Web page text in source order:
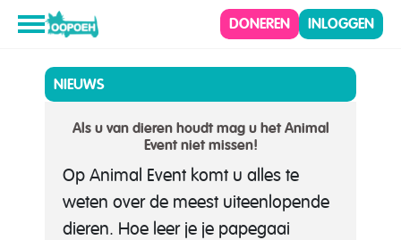
DONEREN INLOGGEN
NIEUWS
Als u van dieren houdt mag u het Animal
Event niet missen!
Op Animal Event komt u alles te
weten over de meest uiteenlopende
dieren. Hoe leer je je papegaai